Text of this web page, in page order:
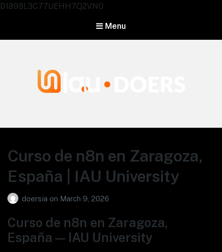
D1898L3C77UEHH7Q2VN0
Menu
Curso de n8n en Zaragoza,
España | IAU University
doersia on March 9, 2026
Curso de n8n en Zaragoza,
España — IAU University